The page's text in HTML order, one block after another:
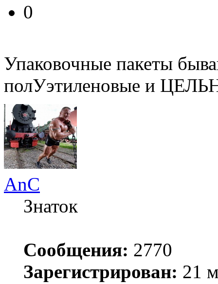
0
Упаковочные пакеты
полУэтиленовые и
AnC
Знаток
Сообщения: 2770
Зарегистрирован: 21